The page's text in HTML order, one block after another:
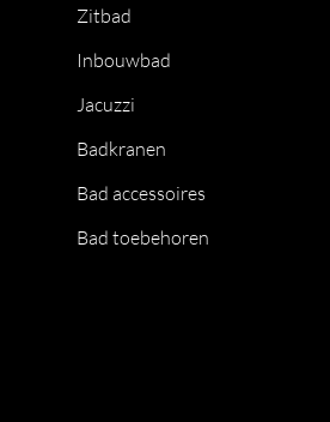
Zitbad
Inbouwbad
Jacuzzi
Badkranen
Bad accessoires
Bad toebehoren